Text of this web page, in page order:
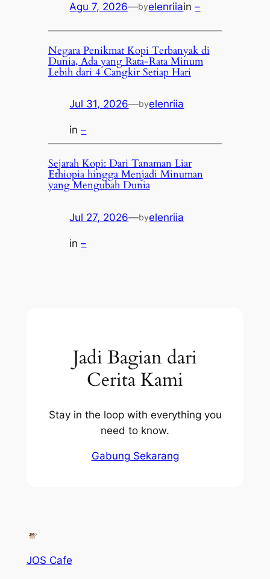
Agu 7, 2026—byelenriiain–
Negara Penikmat Kopi Terbanyak di
Dunia, Ada yang Rata-Rata Minum
Lebih dari 4 Cangkir Setiap Hari
Jul 31, 2026—byelenriia
in–
Sejarah Kopi: Dari Tanaman Liar
Ethiopia hingga Menjadi Minuman
yang Mengubah Dunia
Jul 27, 2026—byelenriia
in–
Jadi Bagian dari
Cerita Kami
Stay in the loop with everything you
need to know.
Gabung Sekarang
JOS Cafe